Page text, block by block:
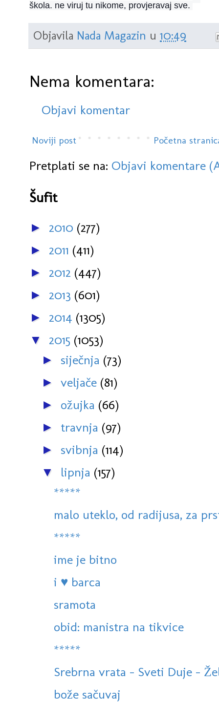
škola. ne viruj tu nikome, provjeravaj sve.
e
c
Objavila Nada Magazin u 10:49
Nema komentara:
Objavi komentar
Noviji post Početna
Pretplati se na: Objavi komentare
Šufit
► 2010 (277)
► 2011 (411)
► 2012 (447)
► 2013 (601)
► 2014 (1305)
▼ 2015 (1053)
► siječnja (73)
► veljače (81)
► ožujka (66)
► travnja (97)
► svibnja (114)
▼ lipnja (157)
*****
malo uteklo, od radijusa, za
*****
ime je bitno
i ♥ barca
sramota
obid: manistra na tikvice
*****
Srebrna vrata - Sveti Duje -
bože sačuvaj